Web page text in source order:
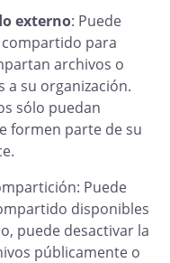
externo: Puede
para
archivos o
a su organización.
sólo puedan
formen parte de su
Puede
disponibles
puede desactivar la
públicamente o